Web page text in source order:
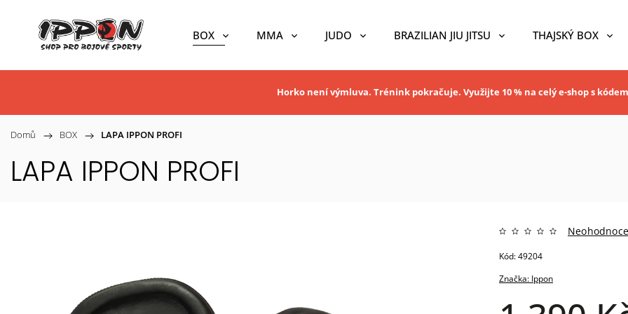
BOX MMA JUDO BRAZILIAN JIU JITSU THAJSKÝ BOX
Horko není výmluva. Trénink pokračuje. Využijte 10 % na celý e-shop s kódem
Domů / BOX / LAPA IPPON PROFI
LAPA IPPON PROFI
Značka: Ippon
Kód:49204